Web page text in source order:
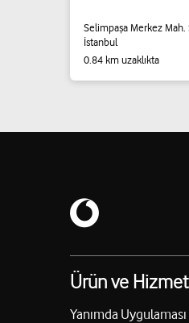
Selimpaşa Merkez
İstanbul
0.84 km uzaklıkta
Ürün ve
Yanımda Uygulaması